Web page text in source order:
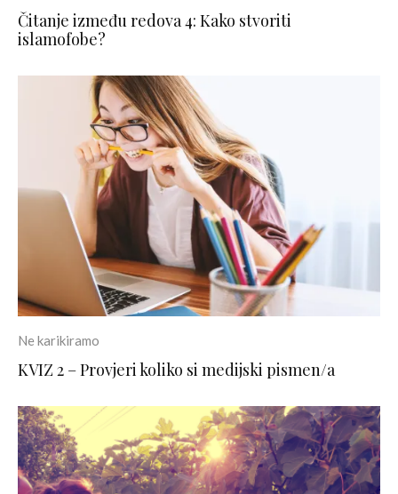
Čitanje između redova 4: Kako stvoriti
islamofobe?
Ne karikiramo
KVIZ 2 – Provjeri koliko si medijski pismen/a